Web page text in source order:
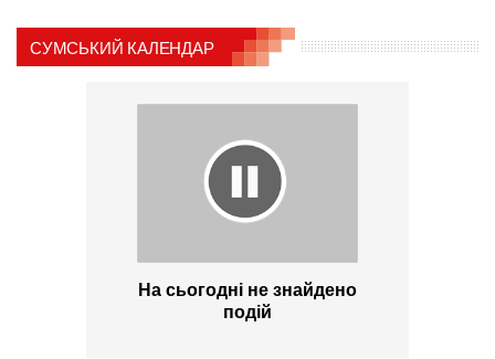
СУМСЬКИЙ КАЛЕНДАР
На сьогодні не знайдено
подій